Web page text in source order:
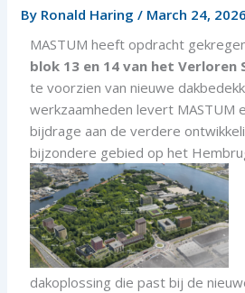
By Ronald Haring/ March 24, 2026
MASTUM heeft opdracht
blok 13 en 14 van het Verloren
te voorzien van nieuwe
werkzaamheden levert MASTUM
bijdrage aan de verdere
bijzondere gebied op het
dakoplossing die past bij de